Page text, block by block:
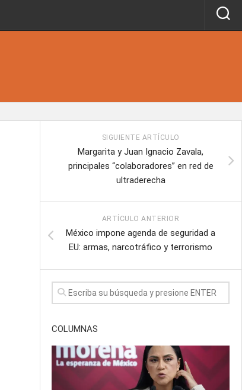
SIGUIENTE ARTÍCULO
Margarita y Juan Ignacio Zavala,
principales “colaboradores” en red de
ultraderecha
ARTÍCULO ANTERIOR
México impone agenda de seguridad a
EU: armas, narcotráfico y terrorismo
COLUMNAS